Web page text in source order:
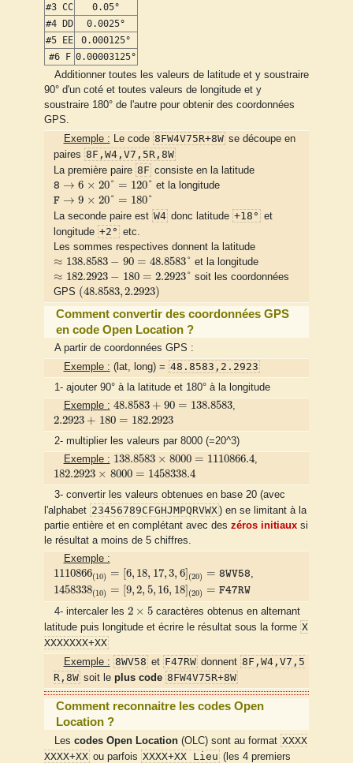
#3 CC
0.05°
#4 DD
0.0025°
#5 EE
0.000125°
#6 F 0.00003125°
Additionner toutes les valeurs de latitude et y soustraire
90° d'un coté et toutes valeurs de longitude et y
soustraire 180° de l'autre pour obtenir des coordonnées
GPS.
Exemple : Le code 8FW4V75R+8Wse découpe en
paires 8F,W4,V7,5R,8W
La première paire 8F consiste en la latitude
8 → 6 × 20° = 120°
8 →6 × 20 °=120 ° et la longitude
F → 9 × 20° = 180°
F → 9× 20 °=180 °
La seconde paire est W4 donc latitude +18° et
longitude +2° etc.
Les sommes respectives donnent la latitude
≈ 138.8583 − 90 = 48.8583°
≈ 138.8583− 90= 48.8583° et la longitude
≈ 182.2923 − 180 = 2.2923°
≈ 182.2923− 180= 2.2923°
soit les coordonnées
GPS (48.8583, 2.2923)
( 48.8583 ,2.2923
Comment convertir des coordonnées GPS
en code Open Location ?
A partir de coordonnées GPS :
Exemple : (lat, long) = 48.8583,2.2923
1- ajouter 90° à la latitude et 180° à la longitude
Exemple : 48.8583 + 90 = 138.8583
48.8583+90=138.8583 ,
2.2923 + 180 = 182.2923
2.2923 + 180= 182.2923
2- multiplier les valeurs par 8000 (=20^3)
Exemple : 138.8583 × 8000 = 1110866.4
138.8583×8000=1110866.4 ,
182.2923 × 8000 = 1458338.4
182.2923 × 8000 1458338.4
3- convertir les valeurs obtenues en base 20 (avec
l'alphabet 23456789CFGHJMPQRVWX ) en se limitant à la
partie entière et en complétant avec des zéros initiaux si
le résultat a moins de 5 chiffres.
Exemple :
1110866(10) = [6, 18, 17,3, 6] (20) = 8WV58
1110866 [6 18 17 3 6]( 8WV58,
1458338(10) = [9, 2, 5, 16, 18] (20) = F47RW
1458338 10 =[9 ,2 5 16 18]( 20 F47RW
4- intercaler les 2 × 5
2 × 5
caractères obtenus en alternant
latitude puis longitude et écrire le résultat sous la forme X
XXXXXXX+XX
Exemple : 8WV58et F47RWdonnent 8F,W4,V7,5
R,8W soit le plus code 8FW4V75R+8W
Comment reconnaitre les codes Open
Location ?
Les codes Open Location(OLC) sont au format XXXX
XXXX+XX ou parfois XXXX+XX Lieu (les 4 premiers